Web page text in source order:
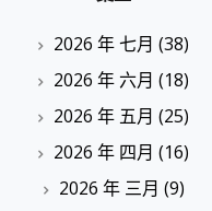
2026 年 七月 (38)
2026 年 六月 (18)
2026 年 五月 (25)
2026 年 四月 (16)
2026 年 三月 (9)